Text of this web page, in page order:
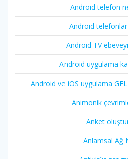
Android telefon
Android
Android TV
Android uygulama
Android ve iOS uygulama
Animonik
Anket
Anlamsal Ağ